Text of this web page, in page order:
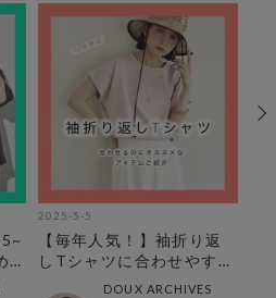
2025-5-5
【毎年人気！】袖折り返
しTシャツに合わせやすい
アイテムのご紹介
DOUX ARCHIVES